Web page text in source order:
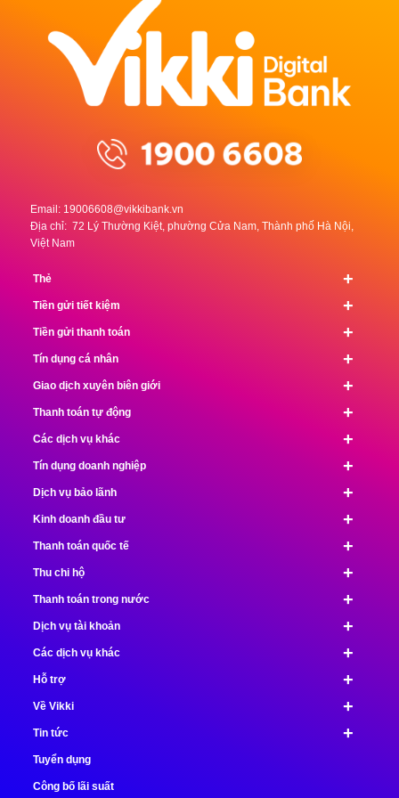
Email: 19006608@vikkibank.vn
Địa chỉ: 72 Lý Thường Kiệt, phường Cửa Nam, Thành phố Hà Nội,
Việt Nam
+
Thẻ
+
Tiền gửi tiết kiệm
+
Tiền gửi thanh toán
+
Tín dụng cá nhân
+
Giao dịch xuyên biên giới
+
Thanh toán tự động
+
Các dịch vụ khác
+
Tín dụng doanh nghiệp
+
Dịch vụ bảo lãnh
+
Kinh doanh đầu tư
+
Thanh toán quốc tế
+
Thu chi hộ
+
Thanh toán trong nước
+
Dịch vụ tài khoản
+
Các dịch vụ khác
+
Hỗ trợ
+
Về Vikki
+
Tin tức
Tuyển dụng
Công bố lãi suất